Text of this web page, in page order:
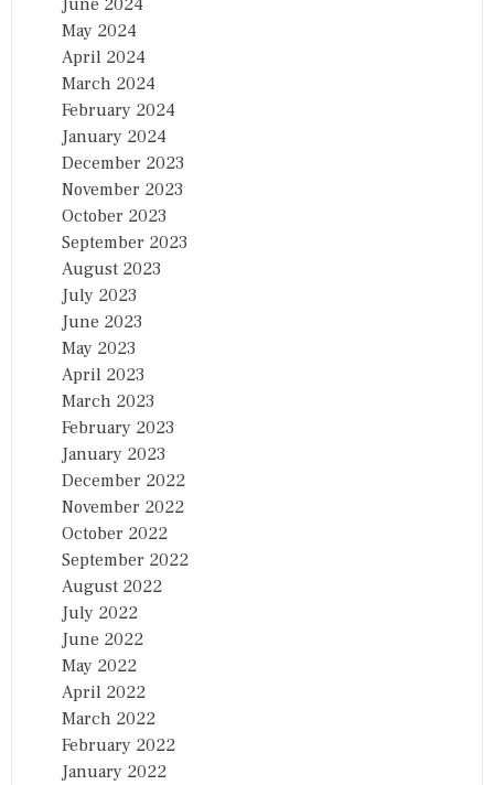
June 2024
May 2024
April 2024
March 2024
February 2024
January 2024
December 2023
November 2023
October 2023
September 2023
August 2023
July 2023
June 2023
May 2023
April 2023
March 2023
February 2023
January 2023
December 2022
November 2022
October 2022
September 2022
August 2022
July 2022
June 2022
May 2022
April 2022
March 2022
February 2022
January 2022